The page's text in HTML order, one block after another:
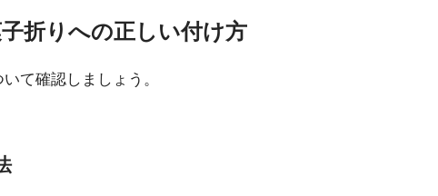
折りへの正しい付け方
て確認しましょう。